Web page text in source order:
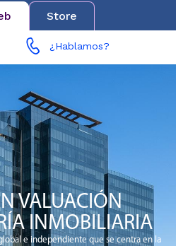
Store
¿Hablamos?
VALUACIÓN
INMOBILIARIA
e independiente que se centra en la